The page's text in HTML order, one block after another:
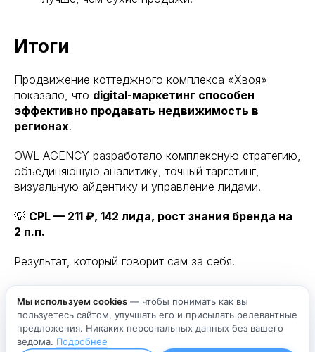
Мы используем cookies — чтобы понимать как вы
пользуетесь сайтом, улучшать его и присылать релевантные
предложения. Никаких персональных данных без вашего
ведома. Подробнее
Итоги
Продвижение коттеджного комплекса «Хвоя»
показало, что digital-маркетинг способен
эффективно продавать недвижимость в
регионах.
OWL AGENCY разработало комплексную стратегию,
объединяющую аналитику, точный таргетинг,
визуальную айдентику и управление лидами.
💡 CPL — 211 ₽, 142 лида, рост знания бренда на
2 п.п.
Результат, который говорит сам за себя.
Алексей Леднев
2025-11-11 18:29 КЕЙСЫ